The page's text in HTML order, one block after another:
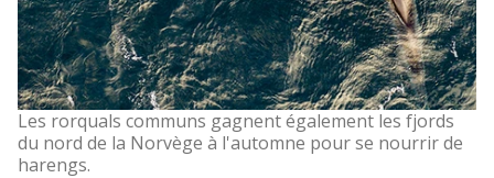
Les rorquals communs gagnent également les fjords
du nord de la Norvège à l'automne pour se nourrir de
harengs.